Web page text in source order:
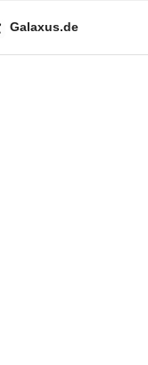
Galaxus.de